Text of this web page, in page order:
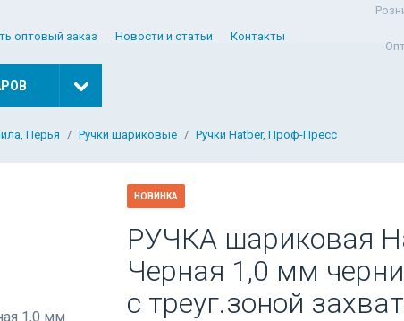
оптовый заказ Новости и статьи Контакты
Перья Ручки шариковые Ручки Hatber, Проф-Пресс
НОВИНКА
РУЧКА шариковая
Черная 1,0 мм
с треуг.зоной